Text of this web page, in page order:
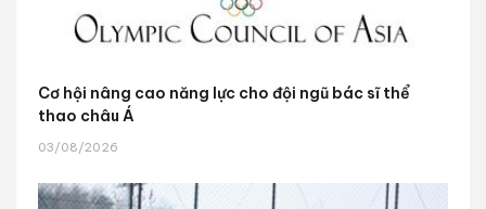
Cơ hội nâng cao năng lực cho đội ngũ bác sĩ thể
thao châu Á
03/08/2026